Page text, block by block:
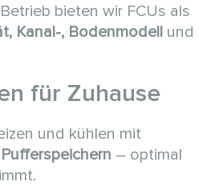
bieten wir FCUs als
Kanal-, Bodenmodell und
für Zuhause
und kühlen mit
Pufferspeichern – optimal